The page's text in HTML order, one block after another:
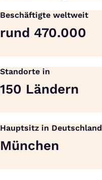
Beschäftigte weltweit
rund 470.000
Standorte in
150 Ländern
Hauptsitz in Deutschland
München